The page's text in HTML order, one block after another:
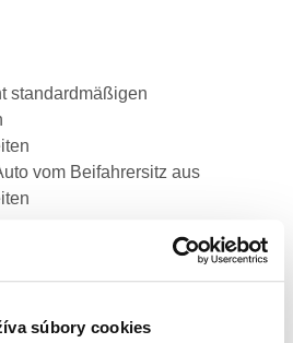
súbory cookies
standardmäßigen
vom Beifahrersitz aus